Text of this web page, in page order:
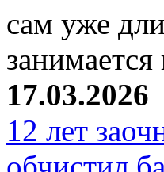
сам уже
17.03.2026
12 лет